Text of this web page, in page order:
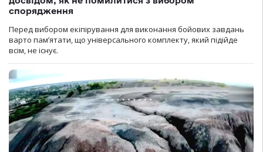
спорядження
Перед вибором екіпірування для виконання бойових завдань
варто пам’ятати, що універсального комплекту, який підійде
всім, не існує.